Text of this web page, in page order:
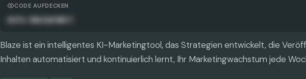
CODE AUFDECKEN
Blaze ist ein intelligentes KI-Marketingtool, das Strategien entwickelt, die
Inhalten automatisiert und kontinuierlich lernt, Ihr Marketingwachstum jede